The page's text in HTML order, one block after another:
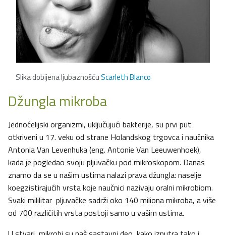
Slika dobijena ljubaznošćuScarleth Blanco
Džungla mikroba
Jednoćelijski organizmi, uključujući bakterije, su prvi put
otkriveni u 17. veku od strane Holandskog trgovca i naučnika
Antonia Van Levenhuka (eng. Antonie Van Leeuwenhoek),
kada je pogledao svoju pljuvačku pod mikroskopom. Danas
znamo da se u našim ustima nalazi prava džungla: naselje
koegzistirajućih vrsta koje naučnici nazivaju oralni mikrobiom.
Svaki mililitar pljuvačke sadrži oko 140 miliona mikroba, a više
od 700 različitih vrsta postoji samo u vašim ustima.